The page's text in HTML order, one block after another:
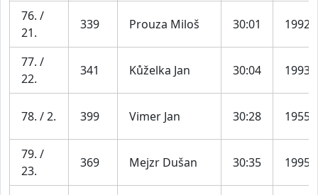
76. /
21.
339 Prouza Miloš 30:01 1992
77. /
22.
341 Kůželka Jan 30:04 1993
78. / 2. 399 Vimer Jan 30:28 1955
79. /
23.
369 Mejzr Dušan 30:35 1995